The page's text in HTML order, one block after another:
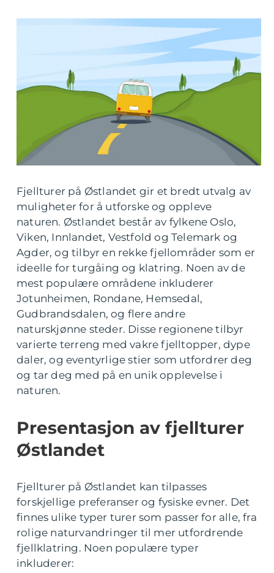
Fjellturer på Østlandet gir et bredt utvalg av
muligheter for å utforske og oppleve
naturen. Østlandet består av fylkene Oslo,
Viken, Innlandet, Vestfold og Telemark og
Agder, og tilbyr en rekke fjellområder som er
ideelle for turgåing og klatring. Noen av de
mest populære områdene inkluderer
Jotunheimen, Rondane, Hemsedal,
Gudbrandsdalen, og flere andre
naturskjønne steder. Disse regionene tilbyr
varierte terreng med vakre fjelltopper, dype
daler, og eventyrlige stier som utfordrer deg
og tar deg med på en unik opplevelse i
naturen.
Presentasjon av fjellturer
Østlandet
Fjellturer på Østlandet kan tilpasses
forskjellige preferanser og fysiske evner. Det
finnes ulike typer turer som passer for alle, fra
rolige naturvandringer til mer utfordrende
fjellklatring. Noen populære typer
inkluderer: